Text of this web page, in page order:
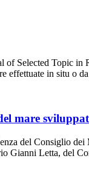
Selected Topic
effettuate in situ o
mare
del Consiglio
Gianni Letta, del